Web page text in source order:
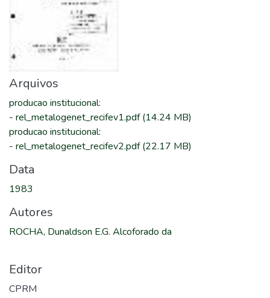
Arquivos
producao institucional:
- rel_metalogenet_recifev1.pdf(14.24 MB)
producao institucional:
- rel_metalogenet_recifev2.pdf(22.17 MB)
Data
1983
Autores
ROCHA, Dunaldson E.G. Alcoforado da
Editor
CPRM